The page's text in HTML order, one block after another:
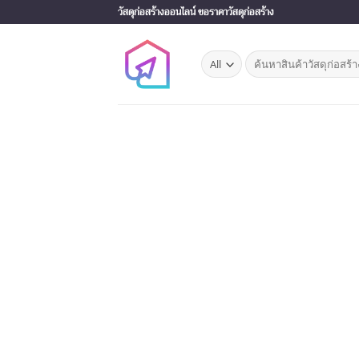
to
วัสดุก่อสร้างออนไลน์ ขอราคาวัสดุก่อสร้าง
Search
for: